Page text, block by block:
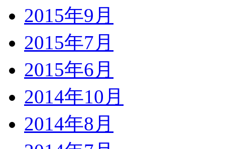
2015年9月
2015年7月
2015年6月
2014年10月
2014年8月